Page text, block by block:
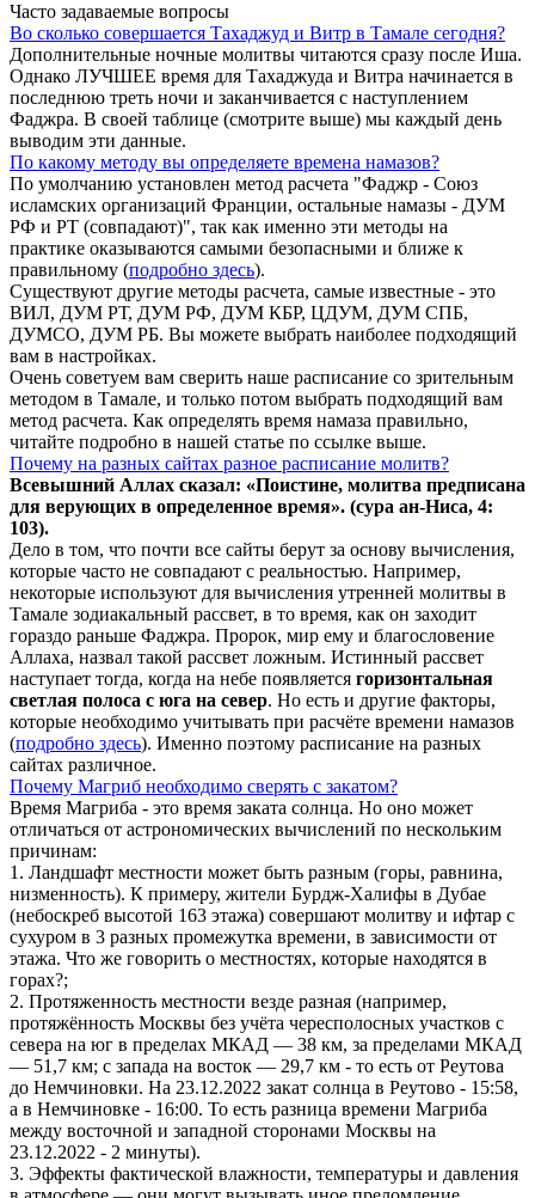
Часто задаваемые вопросы
Во сколько совершается Тахаджуд и Витр в Тамале сегодня?
Дополнительные ночные молитвы читаются сразу после Иша.
Однако ЛУЧШЕЕ время для Тахаджуда и Витра начинается в
последнюю треть ночи и заканчивается с наступлением
Фаджра. В своей таблице (смотрите выше) мы каждый день
выводим эти данные.
По какому методу вы определяете времена намазов?
По умолчанию установлен метод расчета "Фаджр - Союз
исламских организаций Франции, остальные намазы - ДУМ
РФ и РТ (совпадают)", так как именно эти методы на
практике оказываются самыми безопасными и ближе к
правильному (подробно здесь).
Существуют другие методы расчета, самые известные - это
ВИЛ, ДУМ РТ, ДУМ РФ, ДУМ КБР, ЦДУМ, ДУМ СПБ,
ДУМСО, ДУМ РБ. Вы можете выбрать наиболее подходящий
вам в настройках.
Очень советуем вам сверить наше расписание со зрительным
методом в Тамале, и только потом выбрать подходящий вам
метод расчета. Как определять время намаза правильно,
читайте подробно в нашей статье по ссылке выше.
Почему на разных сайтах разное расписание молитв?
Всевышний Аллах сказал: «Поистине, молитва предписана
для верующих в определенное время». (сура ан-Ниса, 4:
103).
Дело в том, что почти все сайты берут за основу вычисления,
которые часто не совпадают с реальностью. Например,
некоторые используют для вычисления утренней молитвы в
Тамале зодиакальный рассвет, в то время, как он заходит
гораздо раньше Фаджра. Пророк, мир ему и благословение
Аллаха, назвал такой рассвет ложным. Истинный рассвет
наступает тогда, когда на небе появляется горизонтальная
светлая полоса с юга на север. Но есть и другие факторы,
которые необходимо учитывать при расчёте времени намазов
(подробно здесь). Именно поэтому расписание на разных
сайтах различное.
Почему Магриб необходимо сверять с закатом?
Время Магриба - это время заката солнца. Но оно может
отличаться от астрономических вычислений по нескольким
причинам:
1. Ландшафт местности может быть разным (горы, равнина,
низменность). К примеру, жители Бурдж-Халифы в Дубае
(небоскреб высотой 163 этажа) совершают молитву и ифтар с
сухуром в 3 разных промежутка времени, в зависимости от
этажа. Что же говорить о местностях, которые находятся в
горах?;
2. Протяженность местности везде разная (например,
протяжённость Москвы без учёта чересполосных участков с
севера на юг в пределах МКАД — 38 км, за пределами МКАД
— 51,7 км; с запада на восток — 29,7 км - то есть от Реутова
до Немчиновки. На 23.12.2022 закат солнца в Реутово - 15:58,
а в Немчиновке - 16:00. То есть разница времени Магриба
между восточной и западной сторонами Москвы на
23.12.2022 - 2 минуты).
3. Эффекты фактической влажности, температуры и давления